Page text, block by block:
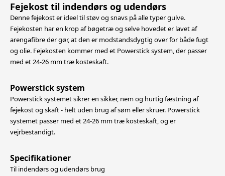
Fejekost til indendørs og udendørs
Denne fejekost er ideel til støv og snavs på alle typer gulve.
Fejekosten har en krop af bøgetræ og selve hovedet er lavet af
arengafibre der gør, at den er modstandsdygtig over for både fugt
og olie. Fejekosten kommer med et Powerstick system, der passer
med et 24-26 mm træ kosteskaft.
Powerstick system
Powerstick systemet sikrer en sikker, nem og hurtig fæstning af
fejekost og skaft - helt uden brug af søm eller skruer. Powerstick
systemet passer med et 24-26 mm træ kosteskaft, og er
vejrbestandigt.
Specifikationer
Til indendørs og udendørs brug